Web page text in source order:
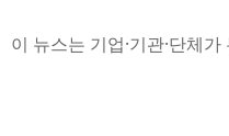
이 뉴스는 기업·기관·단체